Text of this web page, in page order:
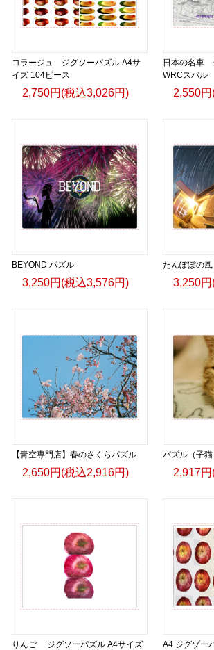
https://gicleepod.com/store/artist-
コラージュ ジグソーパズル A4サ
イズ 104ピース
2,750円(税込3,026円)
日本の名車
WRCスバル
2,550
BEYOND パズル
3,250円(税込3,576円)
たんぽぽの
3,250
【青空専門店】春のさくらパズル
2,650円(税込2,916円)
パズル（子猫
2,917
りんご ジグソーパズル A4サイズ
A4 ジグゾー